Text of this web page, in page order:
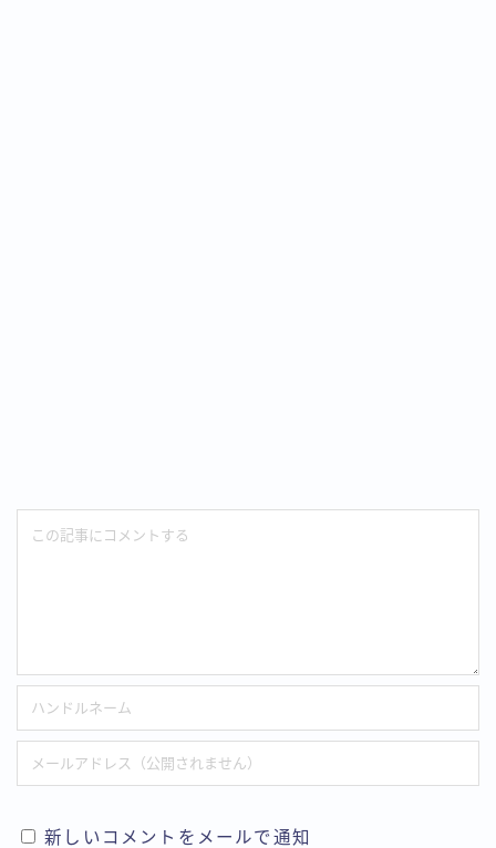
新しいコメントをメールで通知